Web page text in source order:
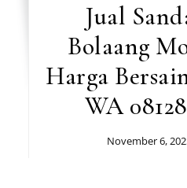
Jual
Bolaang
Harga
WA
November 6,